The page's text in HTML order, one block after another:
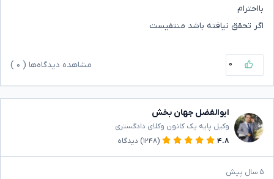
بااحترام
اگر تحقق نیافته باشد منتفیست
۰ مشاهده دیدگاه‌ها ( ۰
ابوالفضل جهان بخش
وکیل پایه یک کانون وکلای دادگستری
۴.۸
(۱۲۴۸) دیدگاه
۵ سال پیش